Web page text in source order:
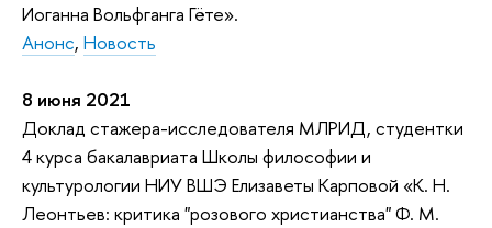
Иоганна Вольфганга Гёте».
Анонс, Новость
8 июня 2021
Доклад стажера-исследователя МЛРИД, студентки
4 курса бакалавриата Школы философии и
культурологии НИУ ВШЭ Елизаветы Карповой «К. Н.
Леонтьев: критика "розового христианства" Ф. М.